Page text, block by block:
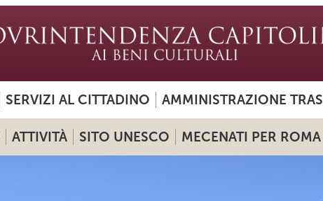
SERVIZI AL CITTADINO AMMINISTRAZIONE
ATTIVITÀ SITO UNESCO MECENATI PER ROMA